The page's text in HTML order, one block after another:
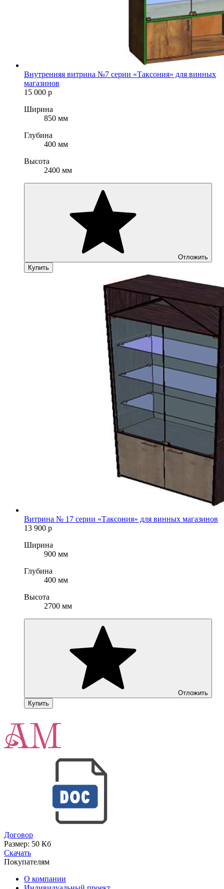
Внутренняя витрина №7 серии «Таксония» для винных
магазинов
15 000 р
Ширина
850 мм
Глубина
400 мм
Высота
2400 мм
Отложить
Купить
Витрина № 17 серии «Таксония» для винных магазинов
13 900 р
Ширина
900 мм
Глубина
400 мм
Высота
2700 мм
Отложить
Купить
Договор
Размер: 50 Кб
Скачать
Покупателям
О компании